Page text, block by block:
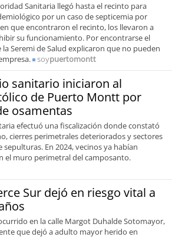
Sanitaria llegó hasta el recinto para
por un caso de septicemia por
que encontraron el recinto, los llevaron a
su funcionamiento. Por encontrarse el
Seremi de Salud explicaron que no pueden
soypuertomontt
sanitario iniciaron al
de Puerto Montt por
osamentas
efectuó una fiscalización donde constató
cierres perimetrales deteriorados y sectores
En 2024, vecinos ya habían
el muro perimetral del camposanto.
Sur dejó en riesgo vital a
en la calle Margot Duhalde Sotomayor,
que dejó a adulto mayor herido en